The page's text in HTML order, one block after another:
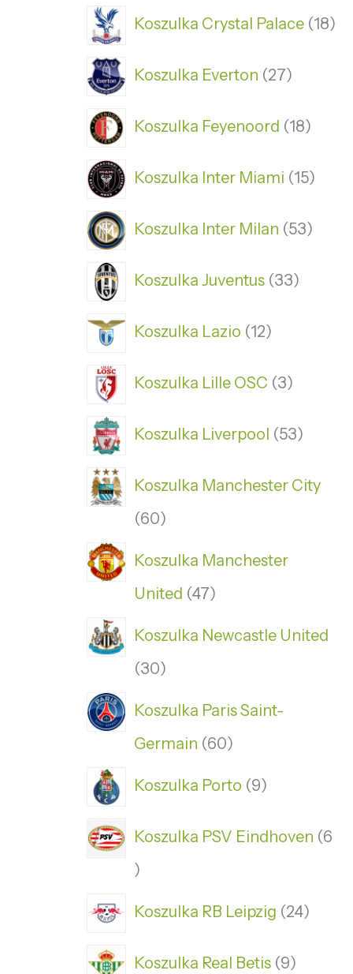
Koszulka Crystal Palace 18
Koszulka Everton 27
Koszulka Feyenoord 18
Koszulka Inter Miami 15
Koszulka Inter Milan 53
Koszulka Juventus 33
Koszulka Lazio 12
Koszulka Lille OSC 3
Koszulka Liverpool 53
Koszulka Manchester City
60
Koszulka Manchester
United 47
Koszulka Newcastle United
30
Koszulka Paris Saint-
Germain 60
Koszulka Porto 9
Koszulka PSV Eindhoven 6
Koszulka RB Leipzig 24
Koszulka Real Betis 9